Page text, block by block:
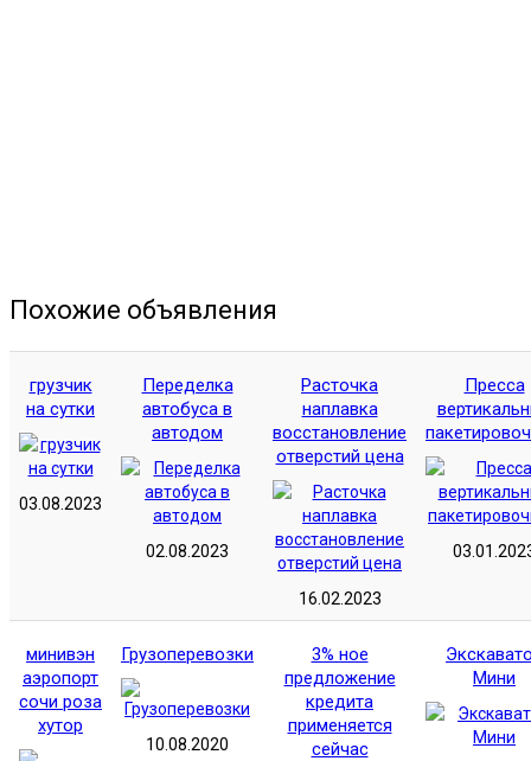
Похожие объявления
грузчик
на сутки
03.08.2023
Переделка
автобуса в
автодом
02.08.2023
Расточка
наплавка
восстановление
отверстий цена
16.02.2023
Пресса
минивэн
аэропорт
сочи роза
хутор
Грузоперевозки
10.08.2020
3% ное
предложение
кредита
применяется
сейчас
Мини